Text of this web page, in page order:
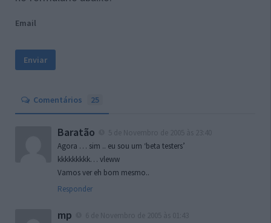
Email
Comentários 25
Baratão
Agora … sim .. eu sou um ‘beta testers’
kkkkkkkkk… vleww
Vamos ver eh bom mesmo..
Responder
mp